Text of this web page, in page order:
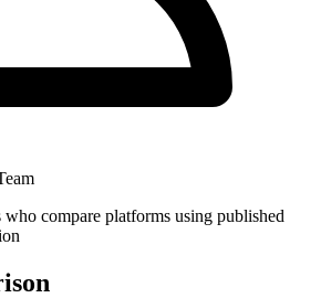
who compare platforms using published